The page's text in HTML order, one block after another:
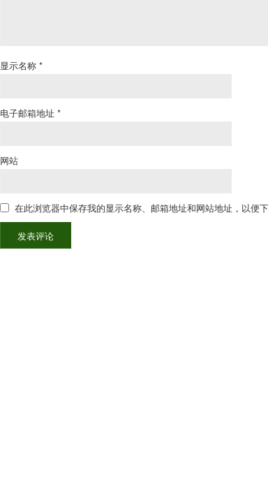
显示名称 *
电子邮箱地址 *
网站
在此浏览器中保存我的显示名称、邮箱地址和网站地址，以便下